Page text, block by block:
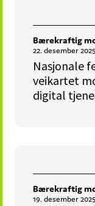
Bærekraftig
22. desember 2025
Nasjonale
veikartet
digital
Bærekraftig
19. desember 2025